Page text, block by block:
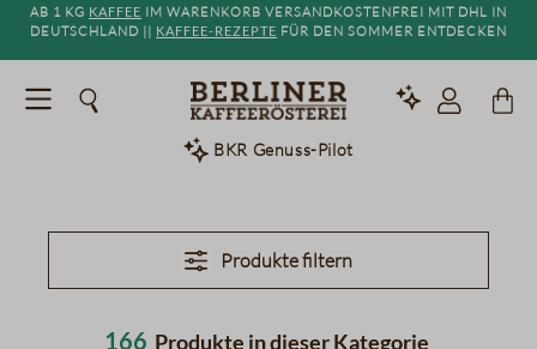
springen
Ab 1 kg Kaffee im Warenkorb versandkostenfrei mit DHL in
Deutschland || Kaffee-Rezepte für den Sommer entdecken
BKR Genuss-Pilot
Produkte filtern
166 Produkte in dieser Kategorie